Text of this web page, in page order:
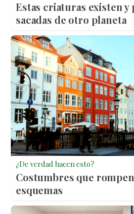
Estas criaturas existen y
sacadas de otro planeta
¿De verdad hacen esto?
Costumbres que
esquemas